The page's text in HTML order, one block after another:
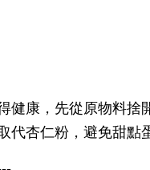
健康，先從原物料捨
代杏仁粉，避免甜點